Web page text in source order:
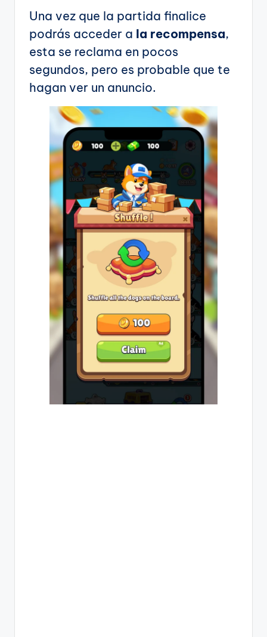
Una vez que la partida finalice
podrás acceder a la recompensa,
esta se reclama en pocos
segundos, pero es probable que te
hagan ver un anuncio.